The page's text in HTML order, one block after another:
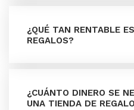
¿QUÉ TAN RENTABLE
REGALOS?
¿CUÁNTO DINERO SE
UNA TIENDA DE